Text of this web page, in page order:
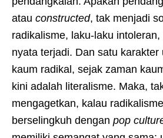
atau constructed, tak menjadi
radikalisme, laku-laku
nyata terjadi. Dan satu karakter
kaum radikal, sejak zaman
kini adalah literalisme. Maka,
mengagetkan, kalau
berselingkuh dengan pop